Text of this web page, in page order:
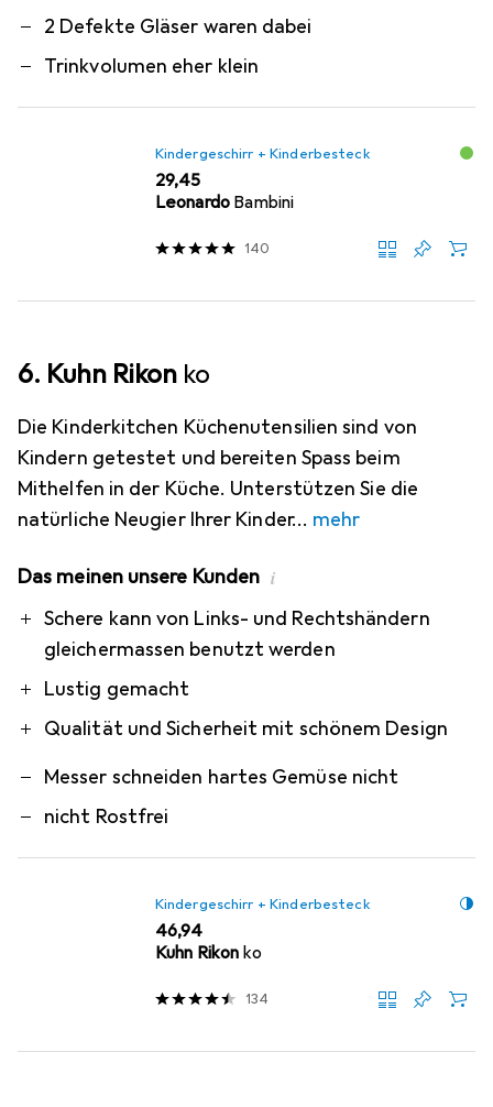
2 Defekte Gläser waren dabei
Trinkvolumen eher klein
Kindergeschirr + Kinderbesteck
EUR
29,45
Leonardo Bambini
140
6. Kuhn Rikon ko
Die Kinderkitchen Küchenutensilien sind von
Kindern getestet und bereiten Spass beim
Mithelfen in der Küche. Unterstützen Sie die
natürliche Neugier Ihrer Kinder
mehr
Das meinen unsere Kunden i
ProSchere kann von Links- und Rechtshändern
gleichermassen benutzt werden
Lustig gemacht
Qualität und Sicherheit mit schönem Design
Contra
Messer schneiden hartes Gemüse nicht
nicht Rostfrei
Kindergeschirr + Kinderbesteck
EUR
46,94
Kuhn Rikon ko
134